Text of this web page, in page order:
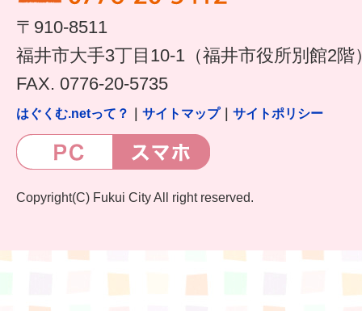
〒910-8511
福井市大手3丁目10-1（福井市役所別館2階
FAX. 0776-20-5735
はぐくむ.netって？ サイトマップ｜ サイトポリシー
Copyright(C) Fukui City All right reserved.